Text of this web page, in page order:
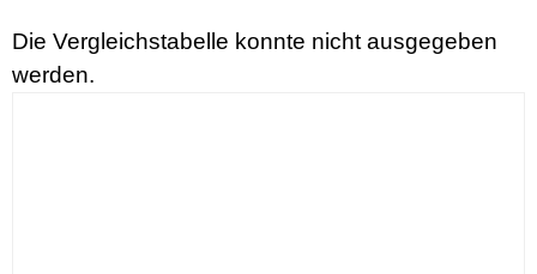
Die Vergleichstabelle konnte nicht ausgegeben
werden.